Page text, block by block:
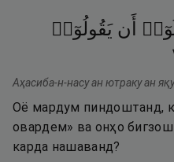
أَن يَقُولُوٓا۟
Аҳасиба-н-насу ан ютраку ан
Оё мардум пиндоштанд,
овардем» ва онҳо
карда нашаванд?